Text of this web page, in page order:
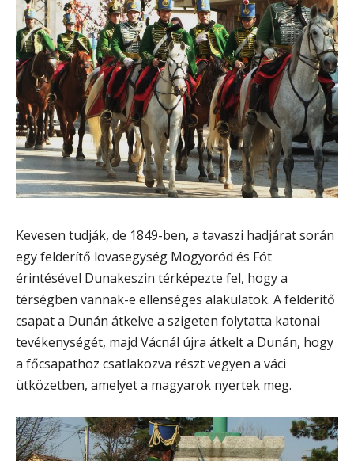
Kevesen tudják, de 1849-ben, a tavaszi hadjárat során
egy felderítő lovasegység Mogyoród és Fót
érintésével Dunakeszin térképezte fel, hogy a
térségben vannak-e ellenséges alakulatok. A felderítő
csapat a Dunán átkelve a szigeten folytatta katonai
tevékenységét, majd Vácnál újra átkelt a Dunán, hogy
a főcsapathoz csatlakozva részt vegyen a váci
ütközetben, amelyet a magyarok nyertek meg.